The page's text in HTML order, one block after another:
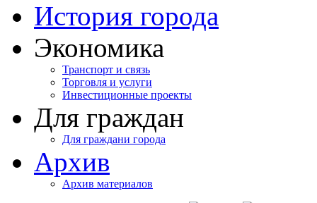
История города
Экономика
Транспорт и связь
Торговля и услуги
Инвестиционные проекты
Для граждан
Для граждани города
Архив
Архив материалов